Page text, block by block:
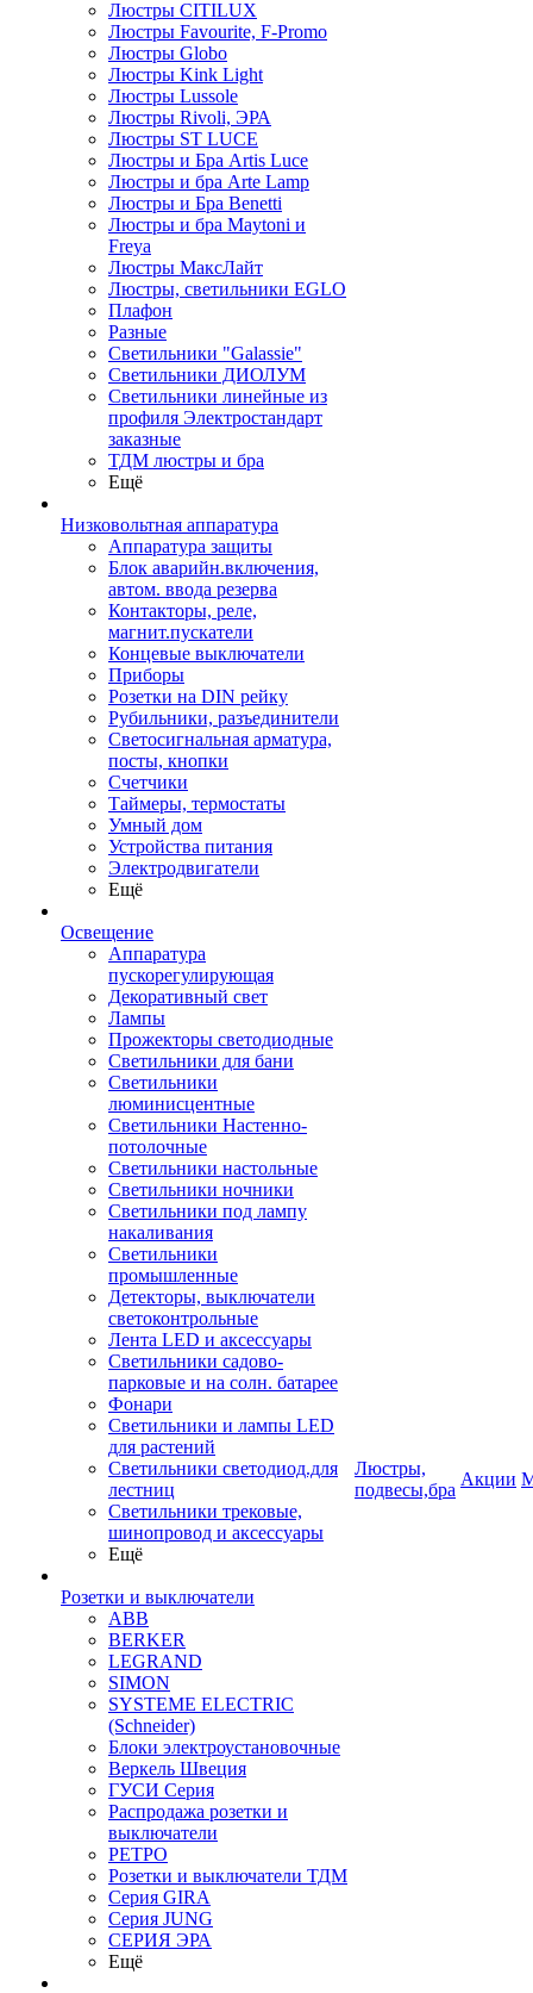
Люстры CITILUX
Люстры Favourite, F-Promo
Люстры Globo
Люстры Kink Light
Люстры Lussole
Люстры Rivoli, ЭРА
Люстры ST LUCE
Люстры и Бра Artis Luce
Люстры и бра Arte Lamp
Люстры и Бра Benetti
Люстры и бра Maytoni и
Freya
Люстры МаксЛайт
Люстры, светильники EGLO
Плафон
Разные
Светильники "Galassie"
Светильники ДИОЛУМ
Светильники линейные из
профиля Электростандарт
заказные
ТДМ люстры и бра
Ещё
Низковольтная аппаратура
Аппаратура защиты
Блок аварийн.включения,
автом. ввода резерва
Контакторы, реле,
магнит.пускатели
Концевые выключатели
Приборы
Розетки на DIN рейку
Рубильники, разъединители
Светосигнальная арматура,
посты, кнопки
Счетчики
Таймеры, термостаты
Умный дом
Устройства питания
Электродвигатели
Ещё
Освещение
Аппаратура
пускорегулирующая
Декоративный свет
Лампы
Прожекторы светодиодные
Светильники для бани
Светильники
люминисцентные
Светильники Настенно-
потолочные
Светильники настольные
Светильники ночники
Светильники под лампу
накаливания
Светильники
промышленные
Детекторы, выключатели
светоконтрольные
Лента LED и аксессуары
Светильники садово-
парковые и на солн. батарее
Фонари
Светильники и лампы LED
для растений
Светильники светодиод.для
лестниц
Светильники трековые,
шинопровод и аксессуары
Ещё
Розетки и выключатели
ABB
BERKER
LEGRAND
SIMON
SYSTEME ELECTRIC
(Schneider)
Блоки электроустановочные
Веркель Швеция
ГУСИ Серия
Распродажа розетки и
выключатели
РЕТРО
Розетки и выключатели ТДМ
Серия GIRA
Серия JUNG
СЕРИЯ ЭРА
Ещё
Люстры,
подвесы,бра
Акции